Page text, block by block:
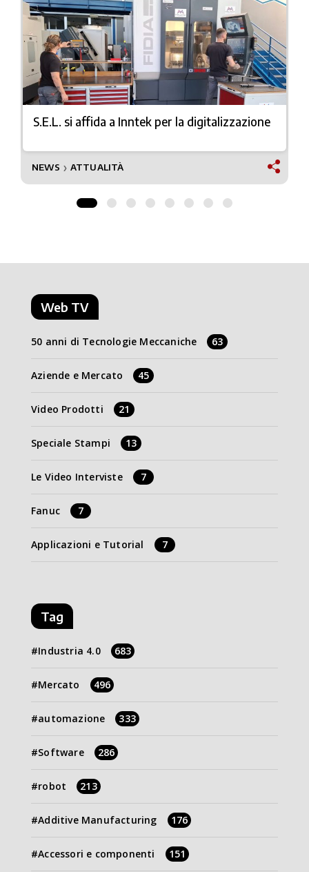
S.E.L. si affida a Inntek per la digitalizzazione
NEWS ❯ ATTUALITÀ
Web TV
50 anni di Tecnologie Meccaniche 63
Aziende e Mercato 45
Video Prodotti 21
Speciale Stampi 13
Le Video Interviste 7
Fanuc 7
Applicazioni e Tutorial 7
Tag
Industria 4.0 683
Mercato 496
automazione 333
Software 286
robot 213
Additive Manufacturing 176
Accessori e componenti 151